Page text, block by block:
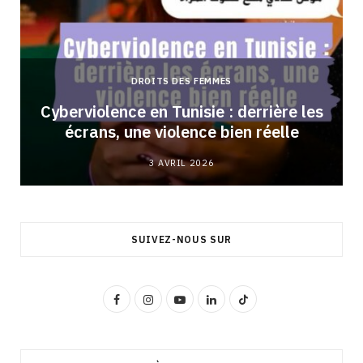
DROITS DES FEMMES
Cyberviolence en Tunisie : derrière les
écrans, une violence bien réelle
3 AVRIL 2026
SUIVEZ-NOUS SUR
F
I
Y
L
T